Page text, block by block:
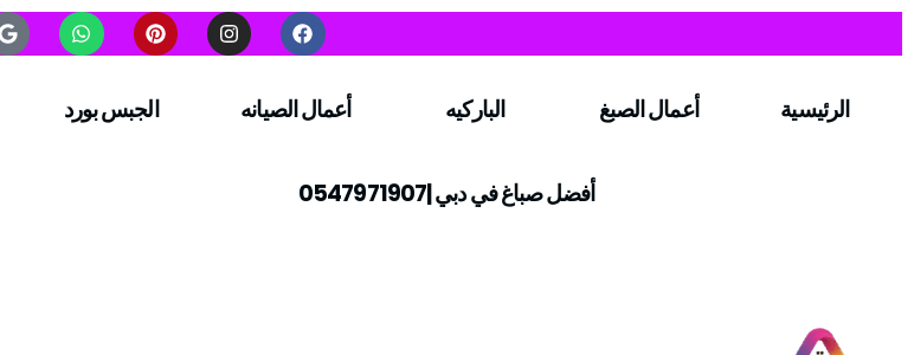
الرئيسية أعمال الصبغ الباركيه أعمال الصيانه الجبس بورد
أفضل صباغ في دبي |0547971907